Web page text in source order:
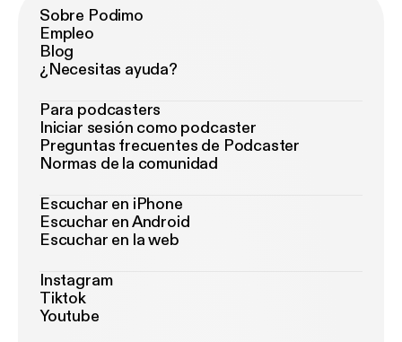
Sobre Podimo
Empleo
Blog
¿Necesitas ayuda?
Para podcasters
Iniciar sesión como podcaster
Preguntas frecuentes de Podcaster
Normas de la comunidad
Escuchar en iPhone
Escuchar en Android
Escuchar en la web
Instagram
Tiktok
Youtube